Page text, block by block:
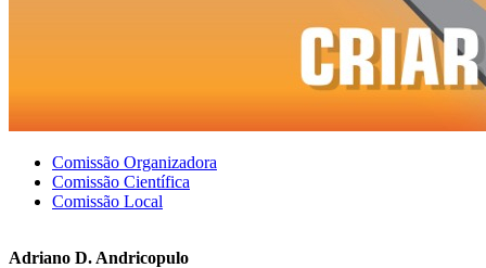
Menu secundário
Comissão Organizadora
Comissão Científica
Comissão Local
Adriano D. Andricopulo